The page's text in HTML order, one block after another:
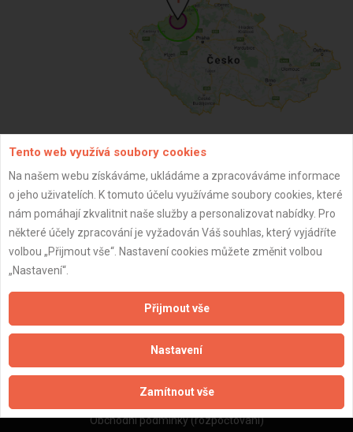
Aktualizováno z portálu ARES dne 03.12.2024 02:45:07
Důležité informace
Naše firmy a řemeslníci
Obchodní podmínky (rozpočtování)
Tento web využívá soubory cookies
Na našem webu získáváme, ukládáme a zpracováváme informace
o jeho uživatelích. K tomuto účelu využíváme soubory cookies, které
nám pomáhají zkvalitnit naše služby a personalizovat nabídky. Pro
některé účely zpracování je vyžadován Váš souhlas, který vyjádříte
volbou „Přijmout vše“. Nastavení cookies můžete změnit volbou
„Nastavení“.
Přijmout vše
Nastavení
Zamítnout vše